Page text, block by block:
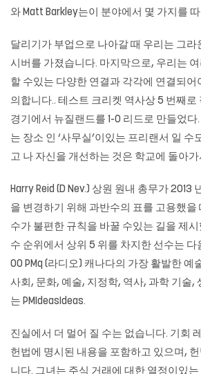
와 Matt Barkley는이 분야에서 몇 가지를
달리기가 부업으로 나아갈 때 우리는 그라
시버를 가졌습니다. 마지막으로, 우리는
할 수있는 다양한 연결과 각각에 연결되어
의합니다.. 테스트 크리켓 역사상 5 번째로
경기에서 뉴질랜드를 1-0 리드로 만들었다
는 장소 인 ‘사무실’이있는 프리랜서 일 수
고 나 자신을 개선하는 것은 학교에 돌아
Harry Reid (D Nev.) 상원 원내 총무가 2013
을 변경하기 위해 과반수의 표를 고용했을
수가 불편한 규칙을 바꿀 수있는 길을 제시
수 순위에서 상위 5 위를 차지한 선수는 다
00 PMq (라디오) 캐나다의 가장 활발한 예
사회, 문화, 예술, 지정학, 역사, 과학 기술,
는 PMIdeasIdeas.
진실에서 더 멀어 질 수는 없습니다. 기회
헌법에 명시된 내용을 포함하고 있으며,
니다. 그녀는 주식 거래에 대한 열정이있